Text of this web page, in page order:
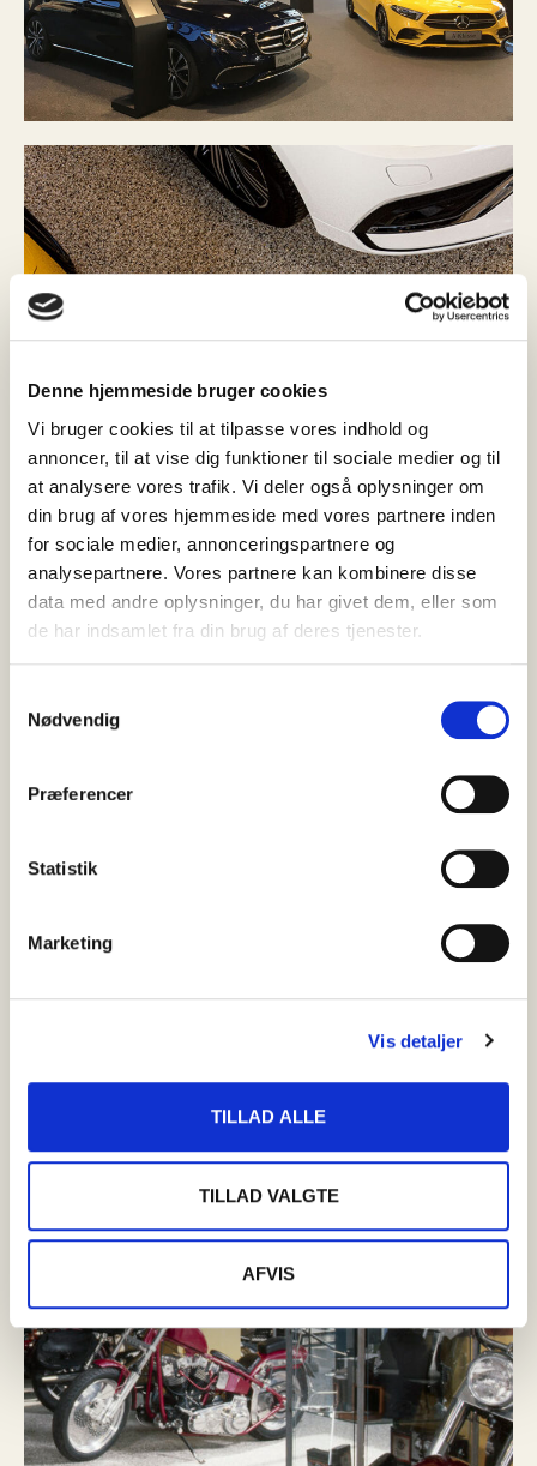
Denne hjemmeside bruger cookies
Vi bruger cookies til at tilpasse vores indhold og
annoncer, til at vise dig funktioner til sociale medier og til
at analysere vores trafik. Vi deler også oplysninger om
din brug af vores hjemmeside med vores partnere inden
for sociale medier, annonceringspartnere og
analysepartnere. Vores partnere kan kombinere disse
data med andre oplysninger, du har givet dem, eller som
de har indsamlet fra din brug af deres tjenester.
Nødvendig
Præferencer
Statistik
Marketing
Vis detaljer
TILLAD ALLE
TILLAD VALGTE
AFVIS